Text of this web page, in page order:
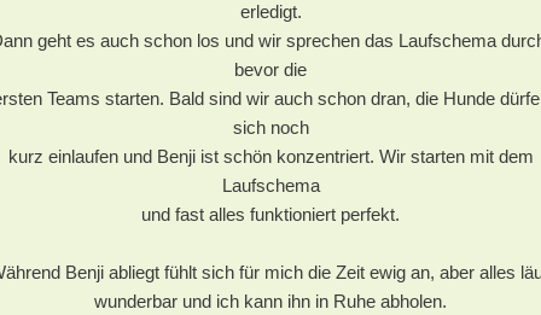
erledigt.
geht es auch schon los und wir sprechen das Laufschema
bevor die
Teams starten. Bald sind wir auch schon dran, die Hunde
sich noch
kurz einlaufen und Benji ist schön konzentriert. Wir starten mit dem
Laufschema
und fast alles funktioniert perfekt.
Benji abliegt fühlt sich für mich die Zeit ewig an, aber alles
wunderbar und ich kann ihn in Ruhe abholen.